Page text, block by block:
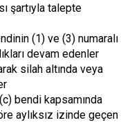
şartıyla talepte
(1) ve (3) numaralı
devam edenler
silah altında veya
bendi kapsamında
aylıksız izinde geçen